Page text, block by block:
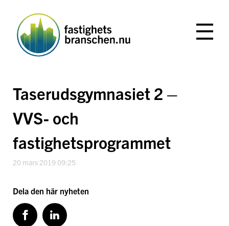
innehåll
Taserudsgymnasiet 2 –
VVS- och
fastighetsprogrammet
20 mars 2019 09:25
Dela den här nyheten